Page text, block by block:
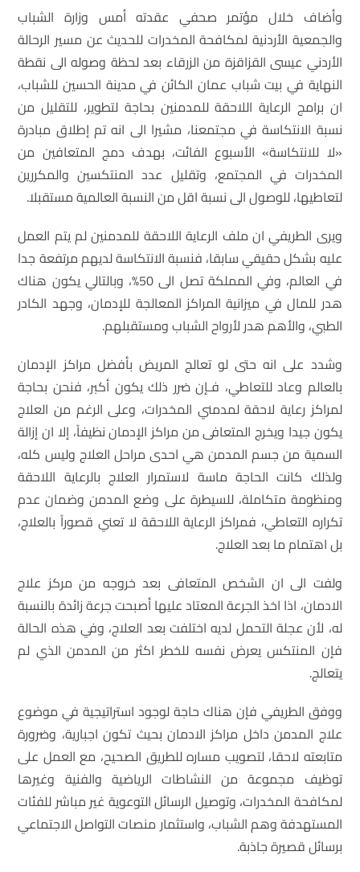
وأضاف خلال مؤتمر صحفي عقدته أمس وزارة الشباب
والجمعية الأردنية لمكافحة المخدرات للحديث عن مسير الرحالة
الأردني عيسى القزاقزة من الزرقاء بعد لحظة وصوله الى نقطة
النهاية في بيت شباب عمان الكائن في مدينة الحسين للشباب،
ان برامج الرعاية اللاحقة للمدمنين بحاجة لتطوير، للتقليل من
نسبة الانتكاسة في مجتمعنا، مشيرا الى انه تم إطلاق مبادرة
«لا للانتكاسة» الأسبوع الفائت، بهدف دمج المتعافين من
المخدرات في المجتمع، وتقليل عدد المنتكسين والمكررين
لتعاطيها، للوصول الى نسبة اقل من النسبة العالمية مستقبلا.
ويرى الطريفي ان ملف الرعاية اللاحقة للمدمنين لم يتم العمل
عليه بشكل حقيقي سابقا، فنسبة الانتكاسة لديهم مرتفعة جدا
في العالم، وفي المملكة تصل الى 50%، وبالتالي يكون هناك
هدر للمال في ميزانية المراكز المعالجة للإدمان، وجهد الكادر
الطبي، والأهم هدر لأرواح الشباب ومستقبلهم.
وشدد على انه حتى لو تعالج المريض بأفضل مراكز الإدمان
بالعالم وعاد للتعاطي، فـإن ضرر ذلك يكون أكبر، فنحن بحاجة
لمراكز رعاية لاحقة لمدمني المخدرات، وعلى الرغم من العلاج
يكون جيدا ويخرج المتعافى من مراكز الإدمان نظيفاً، إلا ان إزالة
السمية من جسم المدمن هي احدى مراحل العلاج وليس كله،
ولذلك كانت الحاجة ماسة لاستمرار العلاج بالرعاية اللاحقة
ومنظومة متكاملة، للسيطرة على وضع المدمن وضمان عدم
تكراره التعاطي، فمراكز الرعاية اللاحقة لا تعني قصوراً بالعلاج،
بل اهتمام ما بعد العلاج.
ولفت الى ان الشخص المتعافى بعد خروجه من مركز علاج
الادمان، اذا اخذ الجرعة المعتاد عليها أصبحت جرعة زائدة بالنسبة
له، لأن عجلة التحمل لديه اختلفت بعد العلاج، وفي هذه الحالة
فإن المنتكس يعرض نفسه للخطر اكثر من المدمن الذي لم
يتعالج.
ووفق الطريفي فإن هناك حاجة لوجود استراتيجية في موضوع
علاج المدمن داخل مراكز الادمان بحيث تكون اجبارية، وضرورة
متابعته لاحقا، لتصويب مساره للطريق الصحيح، مع العمل على
توظيف مجموعة من النشاطات الرياضية والفنية وغيرها
لمكافحة المخدرات، وتوصيل الرسائل التوعوية غير مباشر للفئات
المستهدفة وهم الشباب، واستثمار منصات التواصل الاجتماعي
برسائل قصيرة جاذبة.